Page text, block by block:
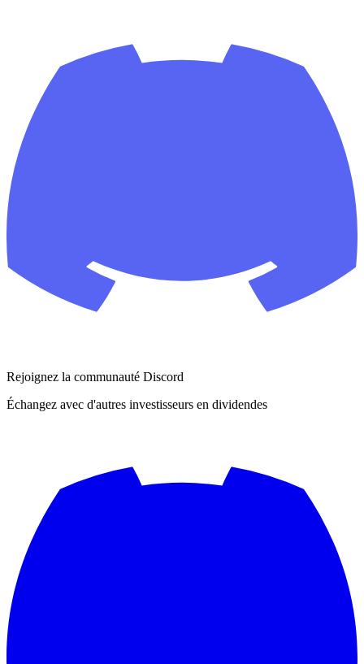
Rejoignez la communauté Discord
Échangez avec d'autres investisseurs en dividendes